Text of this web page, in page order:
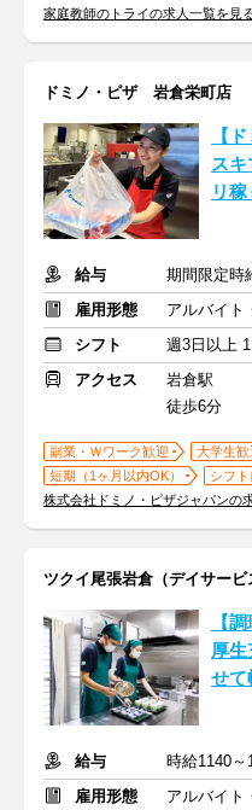
家庭教師のトライの求人一覧を見
ドミノ・ピザ 岩倉栄町店
【
ス
リ
給与
期間限定時
雇用形態
アルバイト
シフト
週3日以上
アクセス
岩倉駅
徒歩6分
副業・Ｗワーク歓迎 大学生歓
短期（1ヶ月以内OK）
シフ
株式会社ドミノ・ピザジャパンの
ツクイ尾張岩倉（デイサービ
【
厚
せ
給与
時給1140～
雇用形態
アルバイト